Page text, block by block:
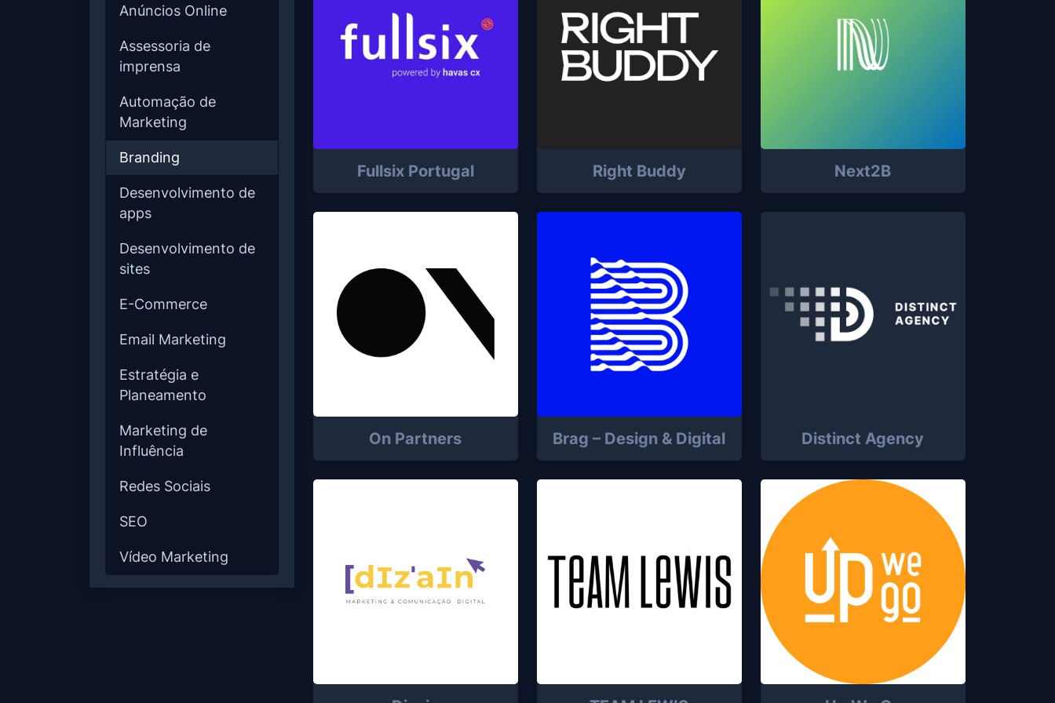
Anúncios Online
Assessoria de
imprensa
Automação de
Marketing
Branding
Desenvolvimento de
apps
Desenvolvimento de
sites
E-Commerce
Email Marketing
Estratégia e
Planeamento
Marketing de
Influência
Redes Sociais
SEO
Vídeo Marketing
Fullsix Portugal Right Buddy Next2B
On Partners Brag – Design & Digital Distinct Agency